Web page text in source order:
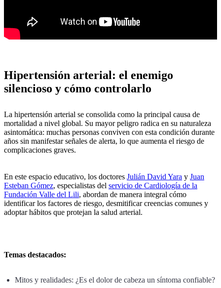
Hipertensión arterial: el enemigo
silencioso y cómo controlarlo
La hipertensión arterial se consolida como la principal causa de
mortalidad a nivel global. Su mayor peligro radica en su naturaleza
asintomática: muchas personas conviven con esta condición durante
años sin manifestar señales de alerta, lo que aumenta el riesgo de
complicaciones graves.
En este espacio educativo, los doctores Julián David Yara y Juan
Esteban Gómez, especialistas del servicio de Cardiología de la
Fundación Valle del Lili, abordan de manera integral cómo
identificar los factores de riesgo, desmitificar creencias comunes y
adoptar hábitos que protejan la salud arterial.
Temas destacados:
Mitos y realidades: ¿Es el dolor de cabeza un síntoma confiable?